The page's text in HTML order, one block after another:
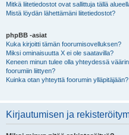
Mitkä liitetiedostot ovat sallittuja tällä
Mistä löydän lähettämäni liitetiedostot?
phpBB -asiat
Kuka kirjoitti tämän foorumisovelluksen?
Miksi ominaisuutta X ei ole saatavilla?
Keneen minun tulee olla yhteydessä
foorumiin liittyen?
Kuinka otan yhteyttä foorumin ylläpitäjään?
Kirjautumisen ja